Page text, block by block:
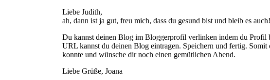
Liebe Judith,
ah, dann ist ja gut, freu mich, dass du gesund bist und bleib es auch!
Du kannst deinen Blog im Bloggerprofil verlinken indem du Profil
URL kannst du deinen Blog eintragen. Speichern und fertig.
konnte und wünsche dir noch einen gemütlichen Abend.
Liebe Grüße, Joana